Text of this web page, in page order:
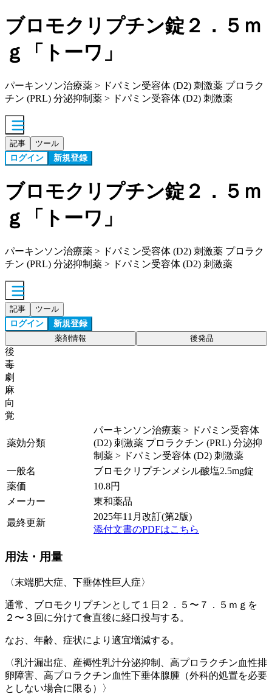
ブロモクリプチン錠２．５ｍ
ｇ「トーワ」
パーキンソン治療薬 > ドパミン受容体 (D2) 刺激薬 プロラク
チン (PRL) 分泌抑制薬 > ドパミン受容体 (D2) 刺激薬
記事 ツール
ログイン 新規登録
ブロモクリプチン錠２．５ｍ
ｇ「トーワ」
パーキンソン治療薬 > ドパミン受容体 (D2) 刺激薬 プロラク
チン (PRL) 分泌抑制薬 > ドパミン受容体 (D2) 刺激薬
記事 ツール
ログイン 新規登録
薬剤情報 後発品
後
毒
劇
麻
向
覚
薬効分類
パーキンソン治療薬 > ドパミン受容体
(D2) 刺激薬 プロラクチン (PRL) 分泌抑
制薬 > ドパミン受容体 (D2) 刺激薬
一般名
ブロモクリプチンメシル酸塩2.5mg錠
薬価
10.8円
メーカー
東和薬品
最終更新
2025年11月改訂(第2版)
添付文書のPDFはこちら
用法・用量
〈末端肥大症、下垂体性巨人症〉
通常、ブロモクリプチンとして１日２．５〜７．５ｍｇを
２〜３回に分けて食直後に経口投与する。
なお、年齢、症状により適宜増減する。
〈乳汁漏出症、産褥性乳汁分泌抑制、高プロラクチン血性排
卵障害、高プロラクチン血性下垂体腺腫（外科的処置を必要
としない場合に限る）〉